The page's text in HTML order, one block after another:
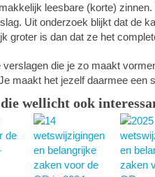
leesbare (korte)
Uit onderzoek blijkt dat de
groter is dan dat ze het
verslagen die je zo maakt
maakt het jezelf daarmee een
wellicht ook